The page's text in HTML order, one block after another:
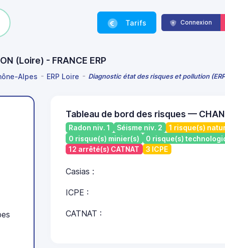
Tarifs Connexion
(Loire) - FRANCE ERP
Alpes ERP Loire Diagnostic état des risques et pollution
Tableau de bord des risques —
Radon niv. 1 Séisme niv. 2
1 risque(s)
0 risque(s) minier(s)
0 risque(s)
12 arrêté(s) CATNAT
3 ICPE
Casias :
ICPE :
CATNAT :